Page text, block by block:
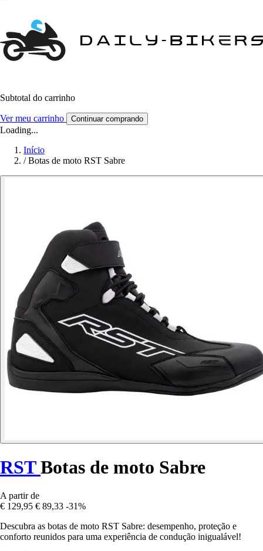
Subtotal do carrinho
Ver meu carrinho Continuar comprando
Loading...
Início
/ Botas de moto RST Sabre
RSTBotas de moto Sabre
A partir de
€ 129,95 € 89,33 -31%
Descubra as botas de moto RST Sabre: desempenho, proteção e
conforto reunidos para uma experiência de condução inigualável!